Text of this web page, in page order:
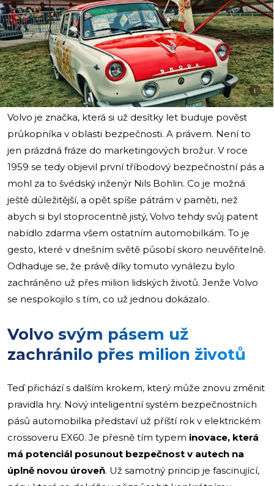
i
Volvo je značka, která si už desítky let buduje pověst
průkopníka v oblasti bezpečnosti. A právem. Není to
jen prázdná fráze do marketingových brožur. V roce
1959 se tedy objevil první tříbodový bezpečnostní pás a
mohl za to švédský inženýr Nils Bohlin. Co je možná
ještě důležitější, a opět spíše pátrám v paměti, než
abych si byl stoprocentně jistý, Volvo tehdy svůj patent
nabídlo zdarma všem ostatním automobilkám. To je
gesto, které v dnešním světě působí skoro neuvěřitelně.
Odhaduje se, že právě díky tomuto vynálezu bylo
zachráněno už přes milion lidských životů. Jenže Volvo
se nespokojilo s tím, co už jednou dokázalo.
Volvo svým pásem už
zachránilo přes milion životů
Teď přichází s dalším krokem, který může znovu změnit
pravidla hry. Nový inteligentní systém bezpečnostních
pásů automobilka představí už příští rok v elektrickém
crossoveru EX60. Je přesně tím typem inovace, která
má potenciál posunout bezpečnost v autech na
úplně novou úroveň. Už samotný princip je fascinující,